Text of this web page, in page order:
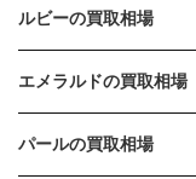
ルビーの買取相場
エメラルドの買取相場
パールの買取相場